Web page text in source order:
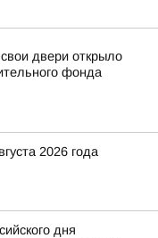
двери открыло
фонда
2026 года
дня